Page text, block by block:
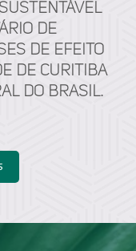
sustentável
de
de Efeito
de Curitiba
do Brasil.